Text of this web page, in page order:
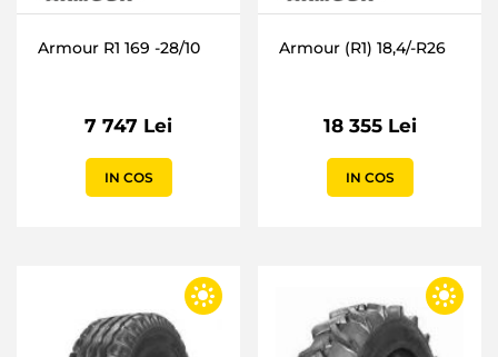
Armour R1 169 -28/10
7 747 Lei
IN COS
Armour (R1) 18,4/-R26
18 355 Lei
IN COS